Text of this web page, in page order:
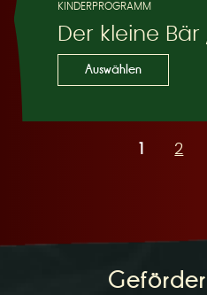
KINDERPROGRAMM
Der kleine Bär
Auswählen
2